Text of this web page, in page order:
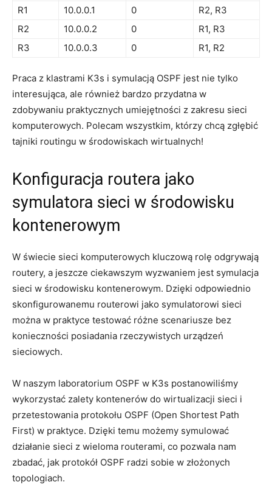
R1 10.0.0.1 0
R2, R3
R2
10.0.0.2 0
R1, R3
R3
10.0.0.3 0 R1, R2
Praca z ‍klastrami⁣ K3s‌ i symulacją‌ OSPF ​jest nie‍ tylko
interesująca, ale ⁤również ⁤bardzo przydatna w‌
zdobywaniu‍ praktycznych⁤ umiejętności ‌z zakresu sieci
komputerowych. Polecam wszystkim, którzy chcą zgłębić‌
tajniki routingu w środowiskach wirtualnych!
Konfiguracja routera‍ jako
symulatora ‍sieci w ​środowisku
kontenerowym
W​ świecie sieci komputerowych kluczową rolę odgrywają
⁣routery,​ a jeszcze ⁤ciekawszym wyzwaniem jest symulacja
sieci ⁣w środowisku kontenerowym. Dzięki odpowiednio
skonfigurowanemu routerowi jako⁤ symulatorowi sieci
można w praktyce ⁣testować różne scenariusze bez
konieczności posiadania rzeczywistych urządzeń
sieciowych.
W ​naszym⁢ laboratorium OSPF w ⁤K3s ⁣postanowiliśmy
wykorzystać zalety kontenerów do wirtualizacji ⁣sieci i
przetestowania protokołu OSPF (Open Shortest Path​
First) w‍ praktyce. ​Dzięki temu możemy ⁣symulować
działanie sieci z wieloma routerami, co pozwala nam
zbadać, jak⁣ protokół OSPF radzi sobie​ w złożonych
topologiach.